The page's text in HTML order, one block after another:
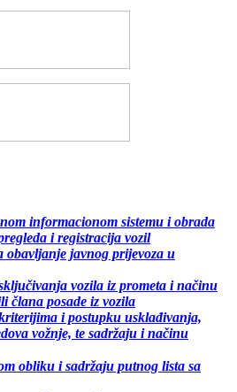
informacionom sistemu i obrada
i registracija vozil
obavljanje javnog prijevoza u
vozila iz prometa i načinu
člana posade iz vozila
i postupku usklađivanja,
vožnje, te sadržaju i načinu
obliku i sadržaju putnog lista sa